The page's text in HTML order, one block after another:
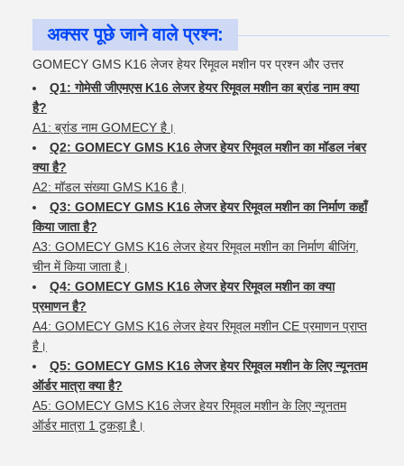
अक्सर पूछे जाने वाले प्रश्न:
GOMECY GMS K16 लेजर हेयर रिमूवल मशीन पर प्रश्न और उत्तर
Q1: गोमेसी जीएमएस K16 लेजर हेयर रिमूवल मशीन का ब्रांड नाम क्या
है?
A1: ब्रांड नाम GOMECY है।
Q2: GOMECY GMS K16 लेजर हेयर रिमूवल मशीन का मॉडल नंबर
क्या है?
A2: मॉडल संख्या GMS K16 है।
Q3: GOMECY GMS K16 लेजर हेयर रिमूवल मशीन का निर्माण कहाँ
किया जाता है?
A3: GOMECY GMS K16 लेजर हेयर रिमूवल मशीन का निर्माण बीजिंग,
चीन में किया जाता है।
Q4: GOMECY GMS K16 लेजर हेयर रिमूवल मशीन का क्या
प्रमाणन है?
A4: GOMECY GMS K16 लेजर हेयर रिमूवल मशीन CE प्रमाणन प्राप्त
है।
Q5: GOMECY GMS K16 लेजर हेयर रिमूवल मशीन के लिए न्यूनतम
ऑर्डर मात्रा क्या है?
A5: GOMECY GMS K16 लेजर हेयर रिमूवल मशीन के लिए न्यूनतम
ऑर्डर मात्रा 1 टुकड़ा है।